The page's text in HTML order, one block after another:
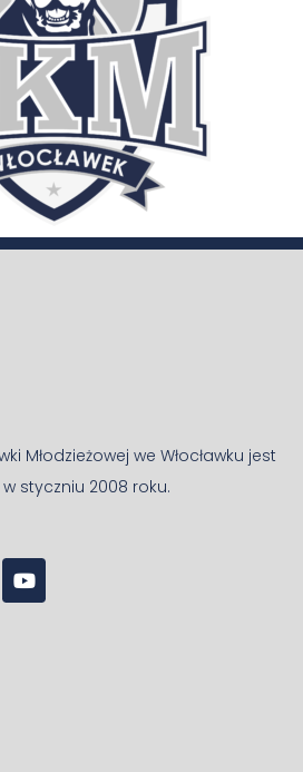
Młodzieżowej we Włocławku jest
styczniu 2008 roku.